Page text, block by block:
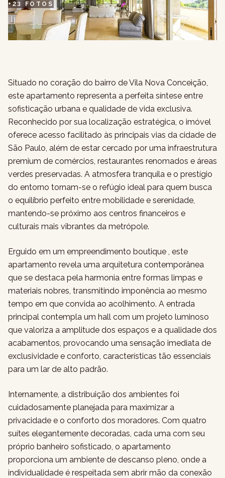
+23 FOTOS
Situado no coração do bairro de Vila Nova Conceição,
este apartamento representa a perfeita síntese entre
sofisticação urbana e qualidade de vida exclusiva.
Reconhecido por sua localização estratégica, o imóvel
oferece acesso facilitado às principais vias da cidade de
São Paulo, além de estar cercado por uma infraestrutura
premium de comércios, restaurantes renomados e áreas
verdes preservadas. A atmosfera tranquila e o prestígio
do entorno tornam-se o refúgio ideal para quem busca
o equilíbrio perfeito entre mobilidade e serenidade,
mantendo-se próximo aos centros financeiros e
culturais mais vibrantes da metrópole.
Erguido em um empreendimento boutique , este
apartamento revela uma arquitetura contemporânea
que se destaca pela harmonia entre formas limpas e
materiais nobres, transmitindo imponência ao mesmo
tempo em que convida ao acolhimento. A entrada
principal contempla um hall com um projeto luminoso
que valoriza a amplitude dos espaços e a qualidade dos
acabamentos, provocando uma sensação imediata de
exclusividade e conforto, características tão essenciais
para um lar de alto padrão.
Internamente, a distribuição dos ambientes foi
cuidadosamente planejada para maximizar a
privacidade e o conforto dos moradores. Com quatro
suítes elegantemente decoradas, cada uma com seu
próprio banheiro sofisticado, o apartamento
proporciona um ambiente de descanso pleno, onde a
individualidade é respeitada sem abrir mão da conexão